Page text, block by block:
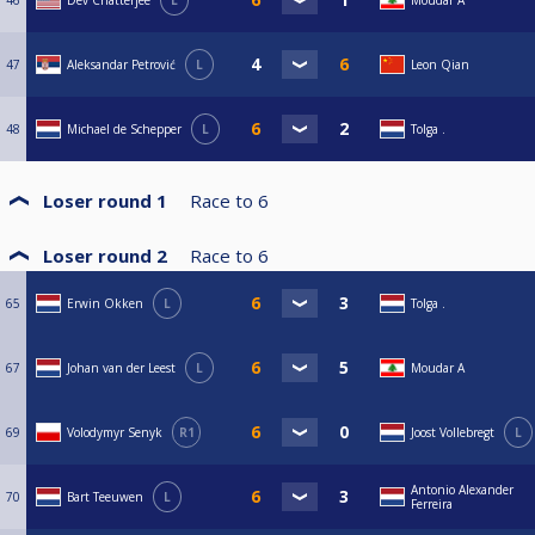
47 Aleksandar Petrović L Leon Qian
48 Michael de Schepper L Tolga .
Loser round 1 Race to 6
Loser round 2 Race to 6
65 Erwin Okken L Tolga .
67 Johan van der Leest L Moudar A
69 Volodymyr Senyk R1 Joost Vollebregt L
70 Bart Teeuwen L
Antonio Alexander
Ferreira